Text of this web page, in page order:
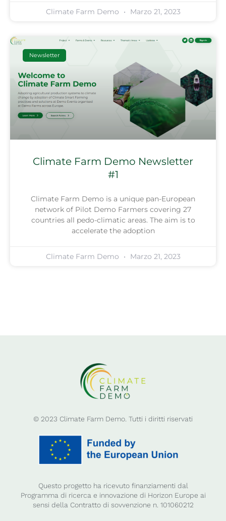
Climate Farm Demo Marzo 21, 2023
Newsletter
Climate Farm Demo Newsletter
#1
Climate Farm Demo is a unique pan-European
network of Pilot Demo Farmers covering 27
countries all pedo-climatic areas. The aim is to
accelerate the adoption
Climate Farm Demo Marzo 21, 2023
© 2023 Climate Farm Demo. Tutti i diritti riservati
Questo progetto ha ricevuto finanziamenti dal
Programma di ricerca e innovazione di Horizon Europe ai
sensi della Contratto di sovvenzione n. 101060212